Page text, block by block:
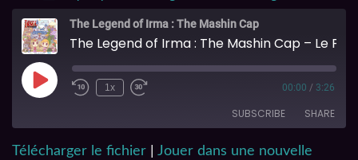
The Legend of Irma : The Mashin Cap
1x 00:00 / 3:26
SUBSCRIBE SHARE
Télécharger le fichier
Jouer dans une nouvelle